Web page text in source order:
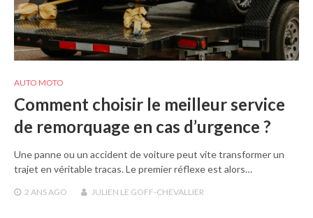
AUTO MOTO
Comment choisir le meilleur service
de remorquage en cas d’urgence ?
Une panne ou un accident de voiture peut vite transformer un
trajet en véritable tracas. Le premier réflexe est alors…
2 ANS AGO JULIEN LE GOFF-CHEVALLIER